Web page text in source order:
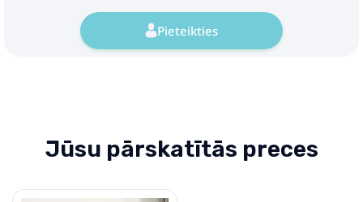
Pieteikties
Jūsu pārskatītās preces